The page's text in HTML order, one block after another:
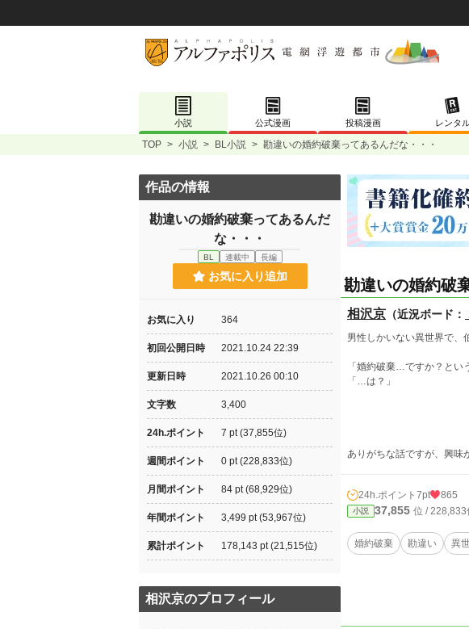
小説 公式漫画 投稿漫画 レンタ
TOP > 小説 > BL小説 > 勘違いの婚約破棄ってあるんだな・・・
勘違いの婚約破
相沢京 （近況ボード：
男性しかいない異世界で、
「婚約破棄…ですか？とい
「…は？」
ありがちな話ですが、興味
24h.ポイント 7pt 865
小説 37,855 位 / 228,833
婚約破棄 勘違い 異
作品の情報
勘違いの婚約破棄ってあるんだ
な・・・
BL 連載中 長編
お気に入り追加
お気に入り 364
初回公開日時 2021.10.24 22:39
更新日時 2021.10.26 00:10
文字数 3,400
24h.ポイント 7 pt (37,855位)
週間ポイント 0 pt (228,833位)
月間ポイント 84 pt (68,929位)
年間ポイント 3,499 pt (53,967位)
累計ポイント 178,143 pt (21,515位)
相沢京のプロフィール